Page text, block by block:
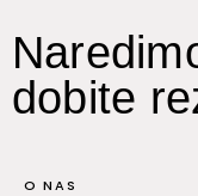
dobite
O NAS